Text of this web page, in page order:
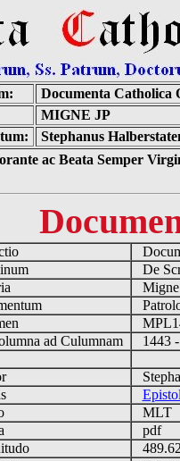
Documenta Catholica
MIGNE JP
Stephanus
ac Beata Semper
De
ad Culumnam
1443
MLT
pdf